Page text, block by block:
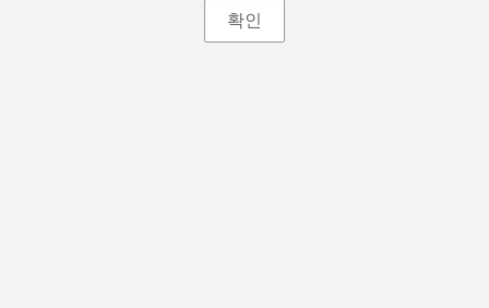
확인